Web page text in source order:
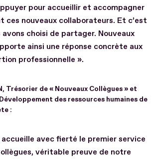
pour accueillir et accompagner
ces nouveaux collaborateurs. Et c’est
avons choisi de partager. Nouveaux
ainsi une réponse concrète aux
professionnelle ».
Trésorier de « Nouveaux Collègues » et
des ressources humaines de
:
accueille avec fierté le premier service
véritable preuve de notre